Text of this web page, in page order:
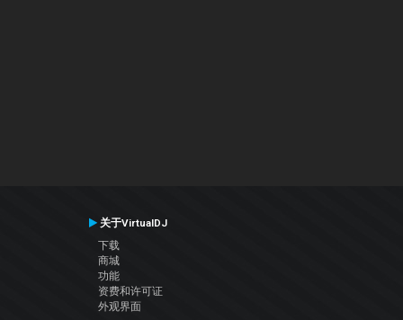
关于VirtualDJ
下载
商城
功能
资费和许可证
外观界面